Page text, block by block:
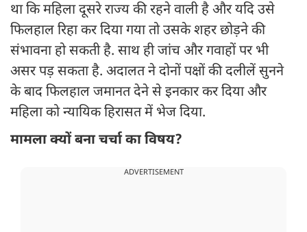
था कि महिला दूसरे राज्य की रहने वाली है और यदि उसे
फिलहाल रिहा कर दिया गया तो उसके शहर छोड़ने की
संभावना हो सकती है. साथ ही जांच और गवाहों पर भी
असर पड़ सकता है. अदालत ने दोनों पक्षों की दलीलें सुनने
के बाद फिलहाल जमानत देने से इनकार कर दिया और
महिला को न्यायिक हिरासत में भेज दिया.
मामला क्यों बना चर्चा का विषय?
ADVERTISEMENT